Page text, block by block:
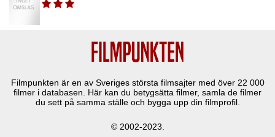
Filmpunkten är en av Sveriges största filmsajter med över 22 000
filmer i databasen. Här kan du betygsätta filmer, samla de filmer
du sett på samma ställe och bygga upp din filmprofil.
© 2002-2023.